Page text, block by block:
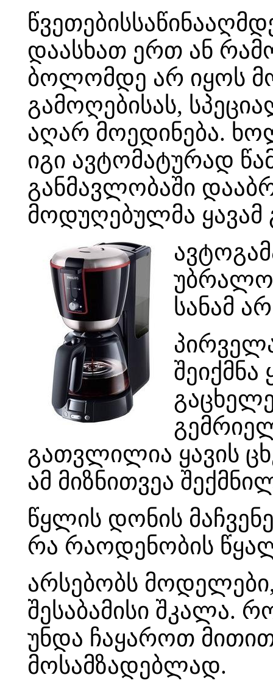
დაასხათ ერთ ან
ბოლომდე არ იყოს
გამოღებისას,
აღარ მოედინება.
იგი ავტომატურად
განმავლობაში
მოდუღებულმა
უბრალო
სანამ
გათვლილია ყავის
ამ მიზნითვეა
წყლის დონის
რა რაოდენობის
არსებობს
შესაბამისი შკალა.
უნდა ჩაყაროთ
მოსამზადებლად.